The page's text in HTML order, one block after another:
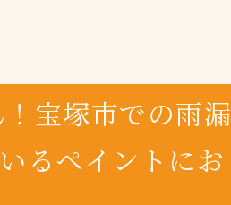
宝塚市での雨漏
るペイントにお